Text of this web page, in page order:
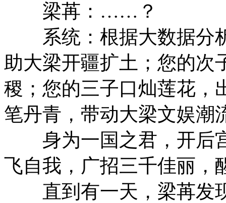
梁苒：……？
系统：根据大数据分
助大梁开疆扩土；您的次
稷；您的三子口灿莲花，
笔丹青，带动大梁文娱
身为一国之君，开后
飞自我，广招三千佳丽，
直到有一天，梁苒发